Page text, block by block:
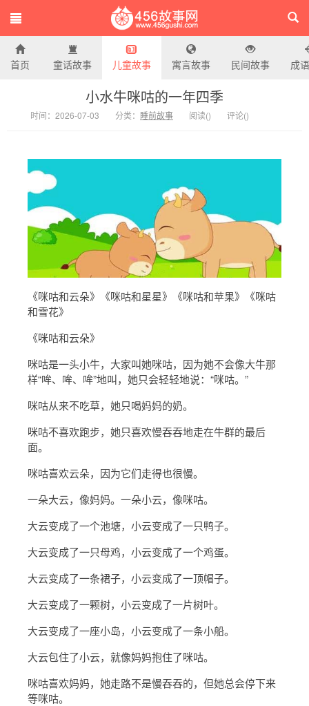
456故事网
首页 童话故事 儿童故事 寓言故事 民间故事 成
小水牛咪咕的一年四季
时间：2026-07-03 分类： 睡前故事 阅读() 评论()
《咪咕和云朵》《咪咕和星星》《咪咕和苹果》《咪咕
和雪花》
《咪咕和云朵》
咪咕是一头小牛，大家叫她咪咕，因为她不会像大牛那
样“哞、哞、哞”地叫，她只会轻轻地说：“咪咕。”
咪咕从来不吃草，她只喝妈妈的奶。
咪咕不喜欢跑步，她只喜欢慢吞吞地走在牛群的最后
面。
咪咕喜欢云朵，因为它们走得也很慢。
一朵大云，像妈妈。一朵小云，像咪咕。
大云变成了一个池塘，小云变成了一只鸭子。
大云变成了一只母鸡，小云变成了一个鸡蛋。
大云变成了一条裙子，小云变成了一顶帽子。
大云变成了一颗树，小云变成了一片树叶。
大云变成了一座小岛，小云变成了一条小船。
大云包住了小云，就像妈妈抱住了咪咕。
咪咕喜欢妈妈，她走路不是慢吞吞的，但她总会停下来
等咪咕。